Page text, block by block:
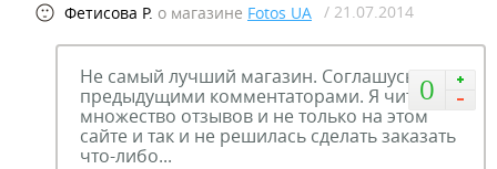
Фетисова Р. о магазине Fotos UA / 21.07.2014
0
Не самый лучший магазин. Соглашусь с
предыдущими комментаторами. Я читала
множество отзывов и не только на этом
сайте и так и не решилась сделать заказать
что-либо...